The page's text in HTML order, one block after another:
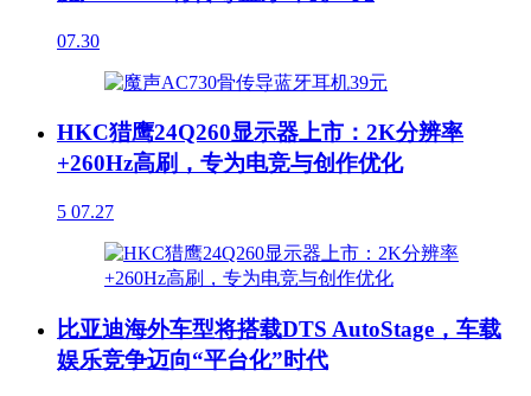
07.30
HKC猎鹰24Q260显示器上市：2K分辨率
+260Hz高刷，专为电竞与创作优化
5 07.27
比亚迪海外车型将搭载DTS AutoStage，车载
娱乐竞争迈向“平台化”时代